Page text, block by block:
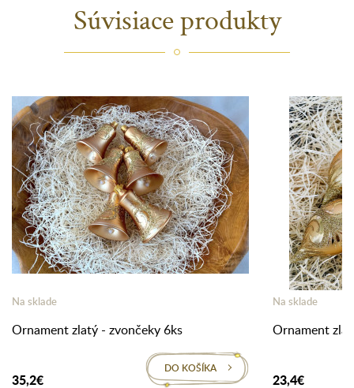
Súvisiace produkty
Na sklade
Ornament zlatý - zvončeky 6ks
35,2€
DO KOŠÍKA
Na sklade
Ornament
23,4€